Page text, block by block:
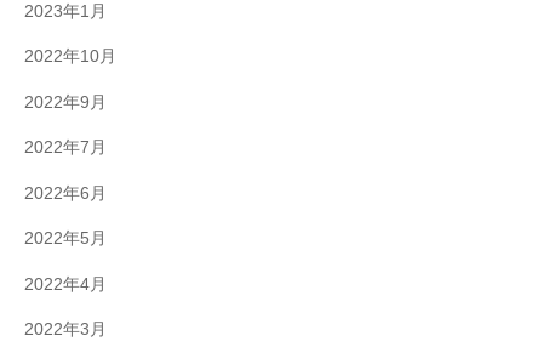
2023年1月
2022年10月
2022年9月
2022年7月
2022年6月
2022年5月
2022年4月
2022年3月